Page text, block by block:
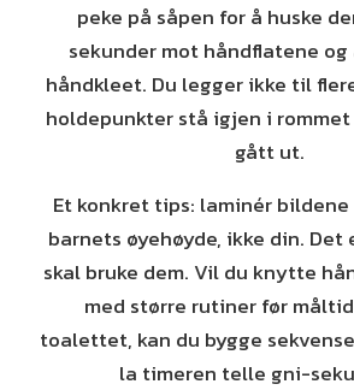
peke på såpen for å huske
sekunder mot håndflatene
håndkleet. Du legger ikke til
holdepunkter stå igjen i
gått ut.
Et konkret tips: laminér
barnets øyehøyde, ikke din. Det
skal bruke dem. Vil du knytte
med større rutiner før
toalettet, kan du bygge
la timeren telle gni-